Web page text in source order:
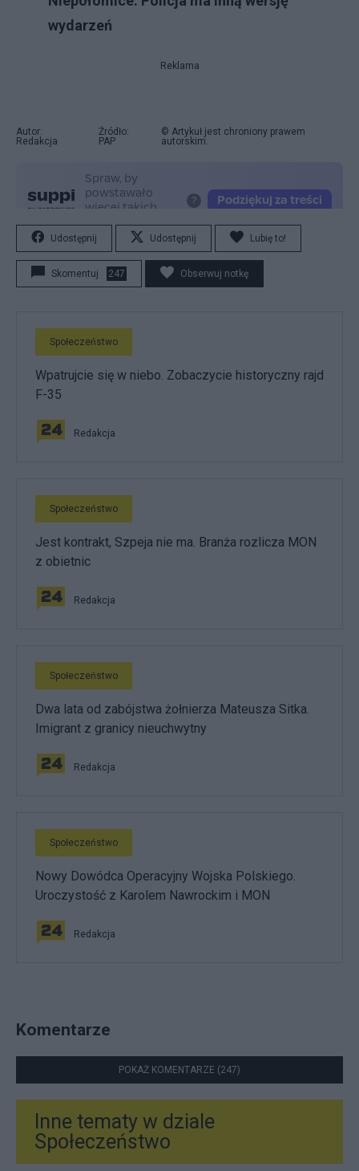
wydarzeń
Reklama
Autor:
Redakcja
Źródło:
PAP
© Artykuł jest chroniony prawem
autorskim.
Udostępnij Udostępnij Lubię to!
Skomentuj 247 Obserwuj notkę
Społeczeństwo
Wpatrujcie się w niebo. Zobaczycie historyczny rajd
F-35
Redakcja
Społeczeństwo
Jest kontrakt, Szpeja nie ma. Branża rozlicza MON
z obietnic
Redakcja
Społeczeństwo
Dwa lata od zabójstwa żołnierza Mateusza Sitka.
Imigrant z granicy nieuchwytny
Redakcja
Społeczeństwo
Nowy Dowódca Operacyjny Wojska Polskiego.
Uroczystość z Karolem Nawrockim i MON
Redakcja
Komentarze
POKAŻ KOMENTARZE (247)
Inne tematy w dziale
Społeczeństwo